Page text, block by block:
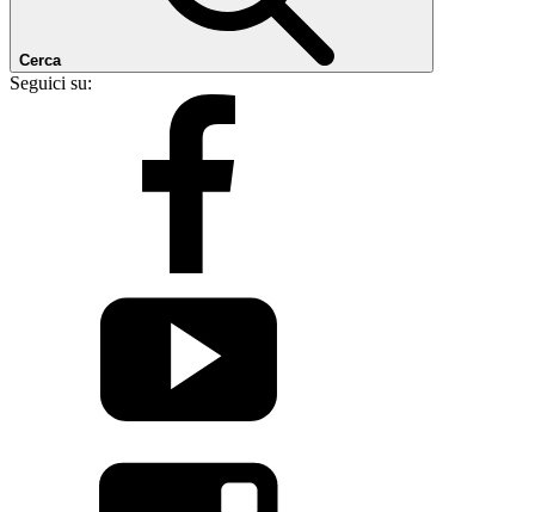
Cerca
Seguici su: